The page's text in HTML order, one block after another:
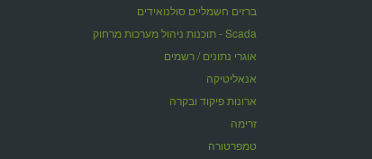
ברזים חשמליים סולנואידים
Scada - תוכנות ניהול מערכות מרחוק
אוגרי נתונים / רשמים
אנאליטיקה
ארונות פיקוד ובקרה
זרימה
טמפרטורה